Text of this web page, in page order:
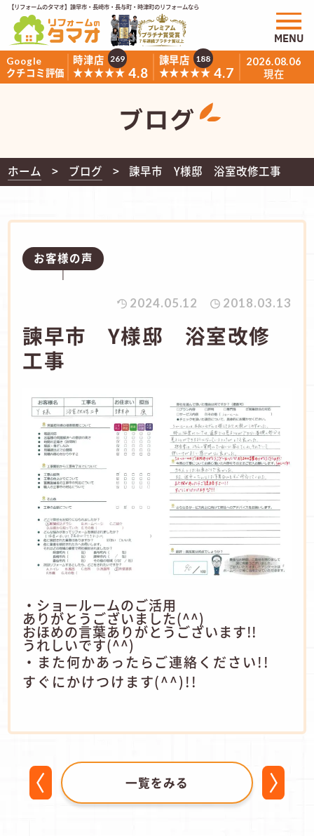
【リフォームのタマオ】諫早市・長崎市・長与町・時津町のリフォームなら
Google
クチコミ評価
時津店
★★★★★ 4.8
269
諫早店
★★★★★ 4.7
188 2026.08.06
現在
MENU
ブログ
ホーム ブログ 諫早市 Y様邸 浴室改修工事
お客様の声
2024.05.12 2018.03.13
諫早市 Y様邸 浴室改修
工事
・ショールームのご活用
ありがとうございました(^^)
おほめの言葉ありがとうございます!!
うれしいです(^^)
・また何かあったらご連絡ください!!
すぐにかけつけます(^^)!!
一覧をみる